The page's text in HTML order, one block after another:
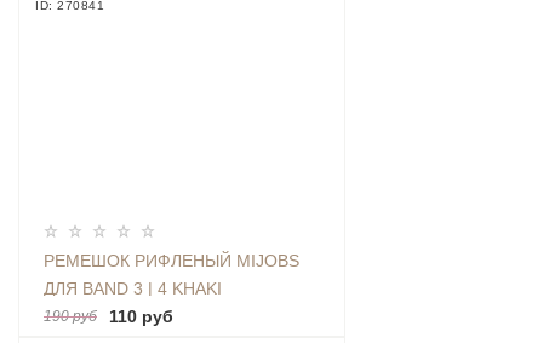
ID: 270841
РЕМЕШОК РИФЛЕНЫЙ MIJOBS
ДЛЯ BAND 3 | 4 KHAKI
190 руб 110 руб